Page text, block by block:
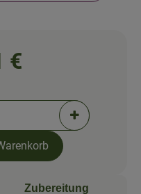
€
12 Portionen
Portionen
Zubereitung